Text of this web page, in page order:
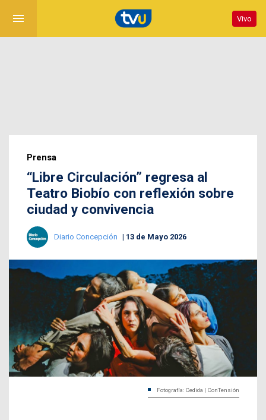
menu Vivo
Prensa
“Libre Circulación” regresa al
Teatro Biobío con reflexión sobre
ciudad y convivencia
Diario Concepción 13 de Mayo 2026
Fotografía: Cedida | ConTensión